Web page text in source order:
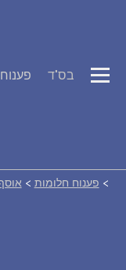
בס"ד
אוסף החלומות
> פענוח חלומות >